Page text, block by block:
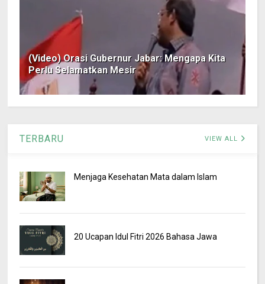
(Video) Orasi Gubernur Jabar: Mengapa Kita
Perlu Selamatkan Mesir
TERBARU VIEW ALL
Menjaga Kesehatan Mata dalam Islam
20 Ucapan Idul Fitri 2026 Bahasa Jawa